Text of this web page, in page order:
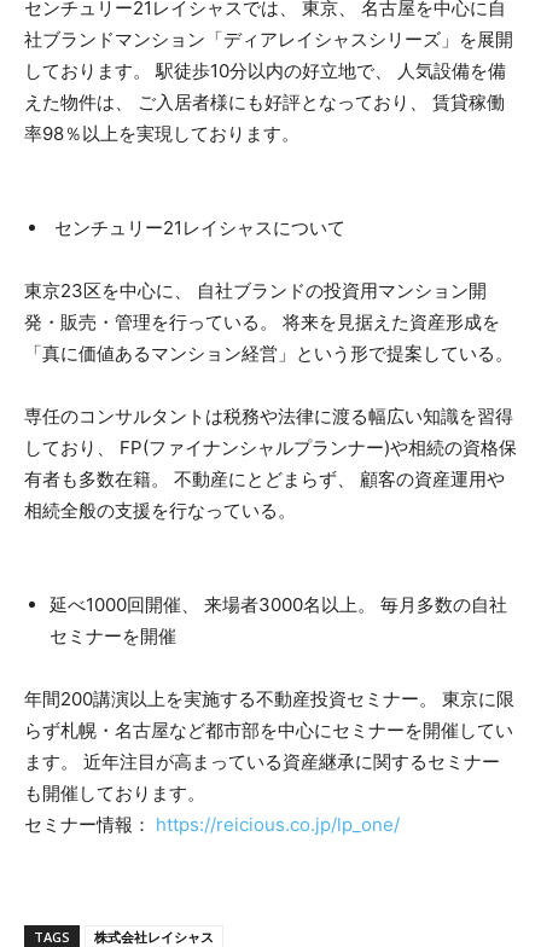
センチュリー21レイシャスでは、 東京、 名古屋を中心に自
社ブランドマンション「ディアレイシャスシリーズ」を展開
しております。 駅徒歩10分以内の好立地で、 人気設備を備
えた物件は、 ご入居者様にも好評となっており、 賃貸稼働
率98％以上を実現しております。
センチュリー21レイシャスについて
東京23区を中心に、 自社ブランドの投資用マンション開
発・販売・管理を行っている。 将来を見据えた資産形成を
「真に価値あるマンション経営」という形で提案している。
専任のコンサルタントは税務や法律に渡る幅広い知識を習得
しており、 FP(ファイナンシャルプランナー)や相続の資格保
有者も多数在籍。 不動産にとどまらず、 顧客の資産運用や
相続全般の支援を行なっている。
延べ1000回開催、 来場者3000名以上。 毎月多数の自社
セミナーを開催
年間200講演以上を実施する不動産投資セミナー。 東京に限
らず札幌・名古屋など都市部を中心にセミナーを開催してい
ます。 近年注目が高まっている資産継承に関するセミナー
も開催しております。
セミナー情報： https://reicious.co.jp/lp_one/
TAGS 株式会社レイシャス